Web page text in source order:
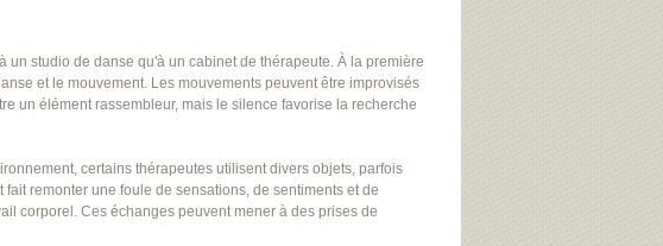
studio de danse qu'à un cabinet de thérapeute. À la première
et le mouvement. Les mouvements peuvent être improvisés
un élément rassembleur, mais le silence favorise la recherche
certains thérapeutes utilisent divers objets, parfois
remonter une foule de sensations, de sentiments et de
corporel. Ces échanges peuvent mener à des prises de